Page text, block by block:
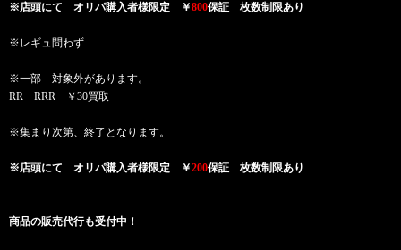
※店頭にて オリパ購入者様限定 ￥800保証 枚数制限あり
※レギュ問わず
※一部 対象外があります。
RR RRR ￥30買取
※集まり次第、終了となります。
※店頭にて オリパ購入者様限定 ￥200保証 枚数制限あり
商品の販売代行も受付中！